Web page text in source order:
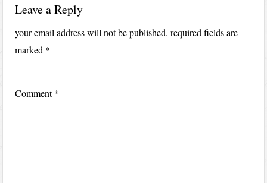
Leave a Reply
your email address will not be published. required fields are
marked *
Comment*